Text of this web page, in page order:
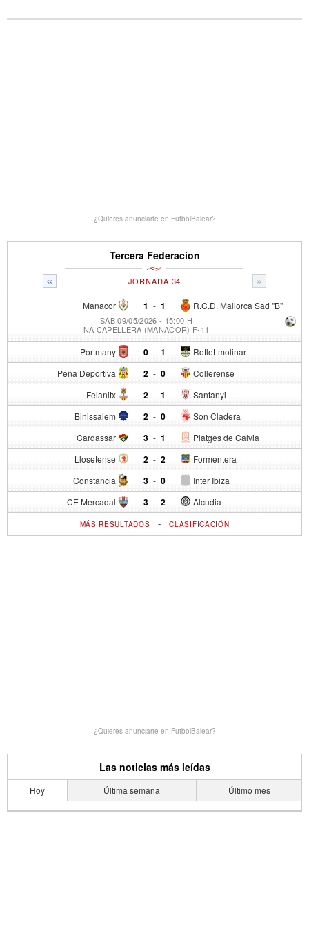
¿Quieres anunciarte en FutbolBalear?
Tercera Federacion
« »
JORNADA 34
Manacor 1 - R.C.D. Mallorca Sad "B"
1
SÁB 09/05/2026 - 15:00 H
NA CAPELLERA (MANACOR) F-11
Portmany 0 - Rotlet-molinar
1
Peña Deportiva 2 - Collerense
0
Felanitx 2 - Santanyi
1
Binissalem 2 - Son Cladera
0
Cardassar 3 - Platges de Calvia
1
Llosetense 2 - Formentera
2
Constancia 3 - Inter Ibiza
0
CE Mercadal 3 - Alcudia
2
MÁS RESULTADOS -CLASIFICACIÓN
¿Quieres anunciarte en FutbolBalear?
Las noticias más leídas
Hoy Última semana Último mes